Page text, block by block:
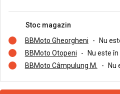
Stoc magazin
BBMoto Gheorgheni
-
Nu
BBMoto Otopeni
-
Nu este
BBMoto Câmpulung M.
- Nu